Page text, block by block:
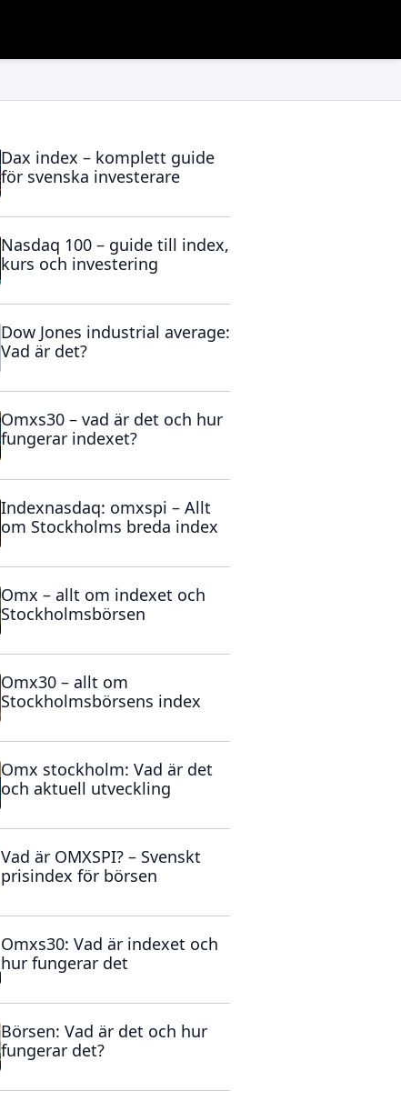
Dax index – komplett guide
för svenska investerare
Nasdaq 100 – guide till index,
kurs och investering
Dow Jones industrial average:
Vad är det?
Omxs30 – vad är det och hur
fungerar indexet?
Indexnasdaq: omxspi – Allt
om Stockholms breda index
Omx – allt om indexet och
Stockholmsbörsen
Omx30 – allt om
Stockholmsbörsens index
Omx stockholm: Vad är det
och aktuell utveckling
Vad är OMXSPI? – Svenskt
prisindex för börsen
Omxs30: Vad är indexet och
hur fungerar det
Börsen: Vad är det och hur
fungerar det?